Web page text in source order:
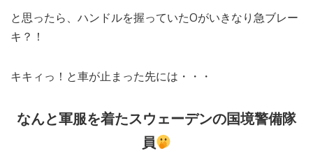
と思ったら、ハンドルを握っていたOがいきなり急ブレー
キ？！
キキィっ！と車が止まった先には・・・
なんと軍服を着たスウェーデンの国境警備隊
員